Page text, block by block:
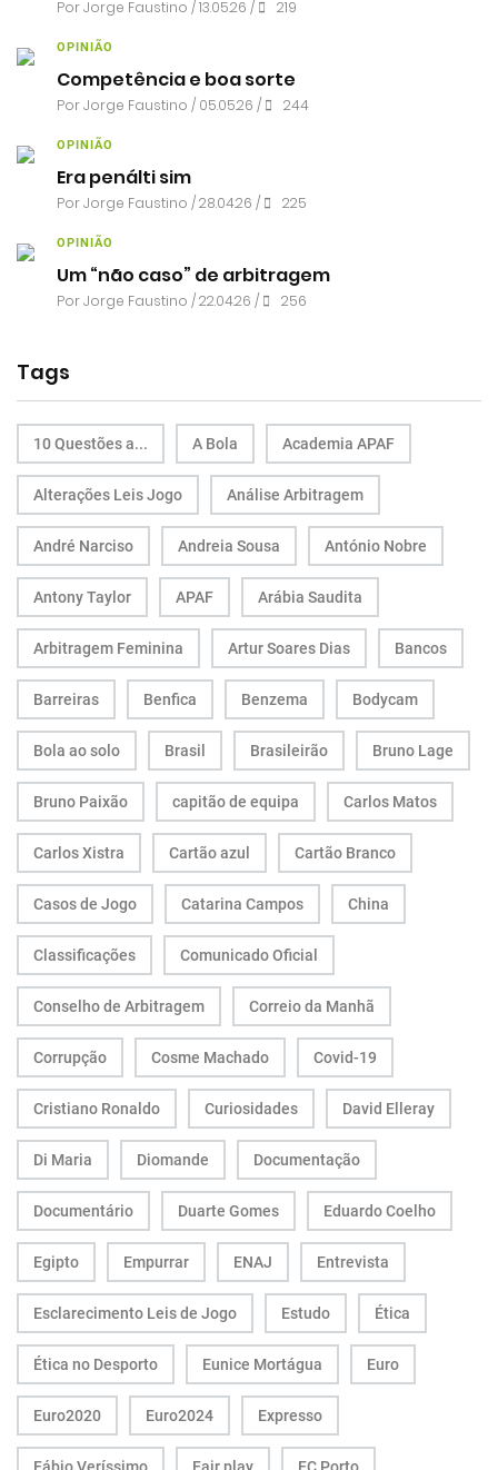
PorJorge Faustino / 13.05.26 / 219
OPINIÃO
Competência e boa sorte
PorJorge Faustino / 05.05.26 / 244
OPINIÃO
Era penálti sim
PorJorge Faustino / 28.04.26 / 225
OPINIÃO
Um “não caso” de arbitragem
PorJorge Faustino / 22.04.26 / 256
Tags
10 Questões a... A Bola Academia APAF
Alterações Leis Jogo Análise Arbitragem
André Narciso Andreia Sousa António Nobre
Antony Taylor APAF Arábia Saudita
Arbitragem Feminina Artur Soares Dias Bancos
Barreiras Benfica Benzema Bodycam
Bola ao solo Brasil Brasileirão Bruno Lage
Bruno Paixão capitão de equipa Carlos Matos
Carlos Xistra Cartão azul Cartão Branco
Casos de Jogo Catarina Campos China
Classificações Comunicado Oficial
Conselho de Arbitragem Correio da Manhã
Corrupção Cosme Machado Covid-19
Cristiano Ronaldo Curiosidades David Elleray
Di Maria Diomande Documentação
Documentário Duarte Gomes Eduardo Coelho
Egipto Empurrar ENAJ Entrevista
Esclarecimento Leis de Jogo Estudo Ética
Ética no Desporto Eunice Mortágua Euro
Euro2020 Euro2024 Expresso